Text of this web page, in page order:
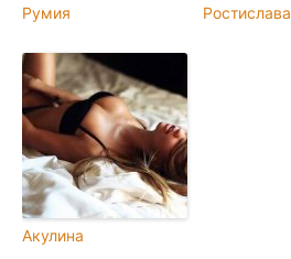
Румия Ростислава
Акулина